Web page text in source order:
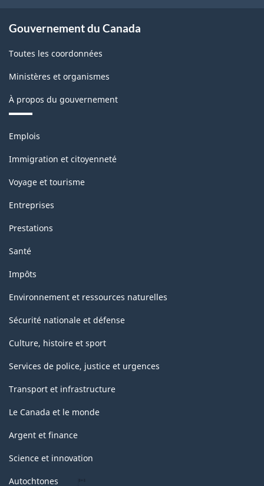
Gouvernement du Canada
Toutes les coordonnées
Ministères et organismes
À propos du gouvernement
Thèmes
sujets
Emplois
Immigration et citoyenneté
Voyage et tourisme
Entreprises
Prestations
Santé
Impôts
Environnement et ressources naturelles
Sécurité nationale et défense
Culture, histoire et sport
Services de police, justice et urgences
Transport et infrastructure
Le Canada et le monde
Argent et finance
Science et innovation
Autochtones